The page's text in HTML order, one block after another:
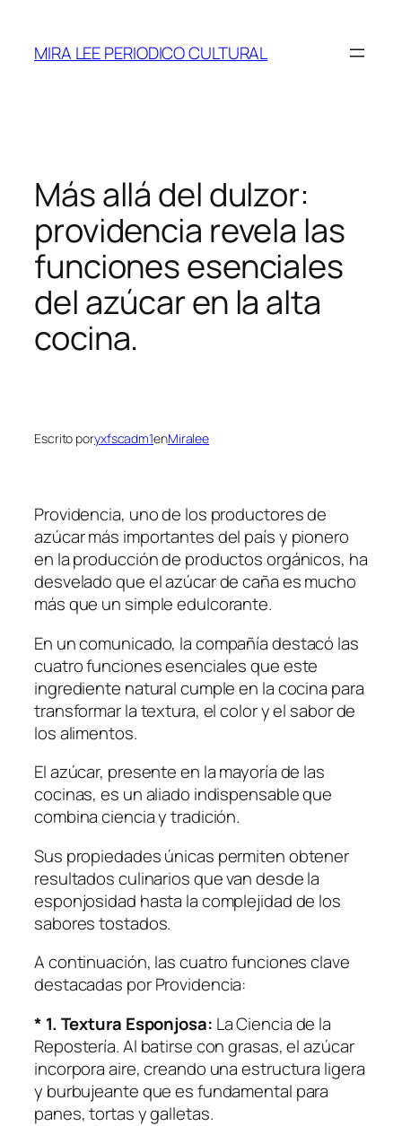
contenido
MIRA LEE PERIODICO CULTURAL
Más allá del dulzor:
providencia revela las
funciones esenciales
del azúcar en la alta
cocina.
Escrito poryxfscadm1enMiralee
Providencia, uno de los productores de
azúcar más importantes del país y pionero
en la producción de productos orgánicos, ha
desvelado que el azúcar de caña es mucho
más que un simple edulcorante.
En un comunicado, la compañía destacó las
cuatro funciones esenciales que este
ingrediente natural cumple en la cocina para
transformar la textura, el color y el sabor de
los alimentos.
El azúcar, presente en la mayoría de las
cocinas, es un aliado indispensable que
combina ciencia y tradición.
Sus propiedades únicas permiten obtener
resultados culinarios que van desde la
esponjosidad hasta la complejidad de los
sabores tostados.
A continuación, las cuatro funciones clave
destacadas por Providencia:
* 1. Textura Esponjosa: La Ciencia de la
Repostería. Al batirse con grasas, el azúcar
incorpora aire, creando una estructura ligera
y burbujeante que es fundamental para
panes, tortas y galletas.